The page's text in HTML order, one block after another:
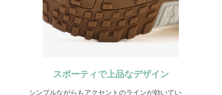
スポーティで上品なデザイン
シンプルながらもアクセントのラインが効いてい